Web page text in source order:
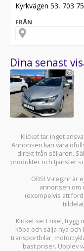
Kyrkvägen 53, 703
FRÅN
Dina senast
Klicket tar inget
Annonsen kan vara
direkt från säljaren.
produkter och tjänster
OBS! V-reg.nr är
annonsen om
(exempelvis att
Klicket.se: Enkel, trygg
köpa och sälja nya och
transportbilar,
bäst priser. Upplev